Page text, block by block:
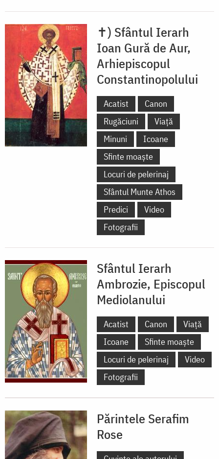
✝) Sfântul Ierarh
Ioan Gură de Aur,
Arhiepiscopul
Constantinopolului
Acatist
Canon
Rugăciuni
Viață
Minuni
Icoane
Sfinte moaște
Locuri de pelerinaj
Sfântul Munte Athos
Predici
Video
Fotografii
Sfântul Ierarh
Ambrozie, Episcopul
Mediolanului
Acatist Canon
Viață
Icoane
Sfinte moaște
Locuri de pelerinaj
Video
Fotografii
Părintele Serafim
Rose